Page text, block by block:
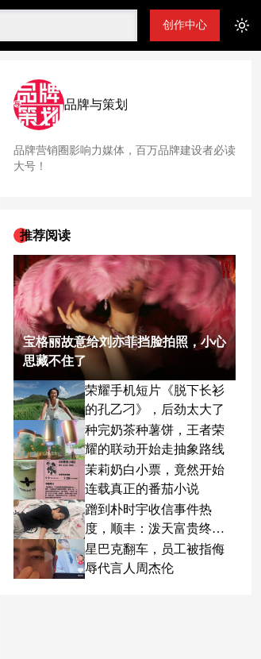
创作中心
品牌与策划
品牌营销圈影响力媒体，百万品牌建设者必读
大号！
推荐阅读
宝格丽故意给刘亦菲挡脸拍照，小心
思藏不住了
荣耀手机短片《脱下长衫
的孔乙刁》，后劲太大了
种完奶茶种薯饼，王者荣
耀的联动开始走抽象路线
茉莉奶白小票，竟然开始
连载真正的番茄小说
蹭到朴时宇收信事件热
度，顺丰：泼天富贵终于
轮到我了
星巴克翻车，员工被指侮
辱代言人周杰伦